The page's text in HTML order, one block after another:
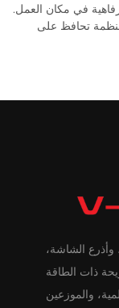
في مكان العمل.
تحافظ على
وأذرع الشاشة،
ذات الطاقة
والموزعين